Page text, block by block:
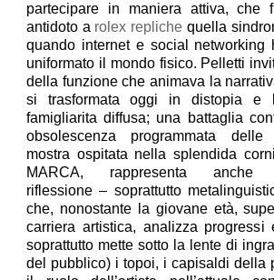
partecipare in maniera attiva, che
antidoto a rolex repliche quella
quando internet e social networking
uniformato il mondo fisico. Pelletti
della funzione che animava la
si trasformata oggi in distopia e
famigliarita diffusa; una battaglia
obsolescenza programmata
mostra ospitata nella splendida
MARCA, rappresenta anche
riflessione – soprattutto
che, nonostante la giovane età,
carriera artistica, analizza progressi
soprattutto mette sotto la lente di
del pubblico) i topoi, i capisaldi della